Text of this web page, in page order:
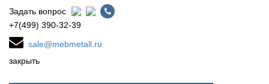
Задать вопрос
+7(499) 390-32-39
sale@mebmetall.ru
закрыть